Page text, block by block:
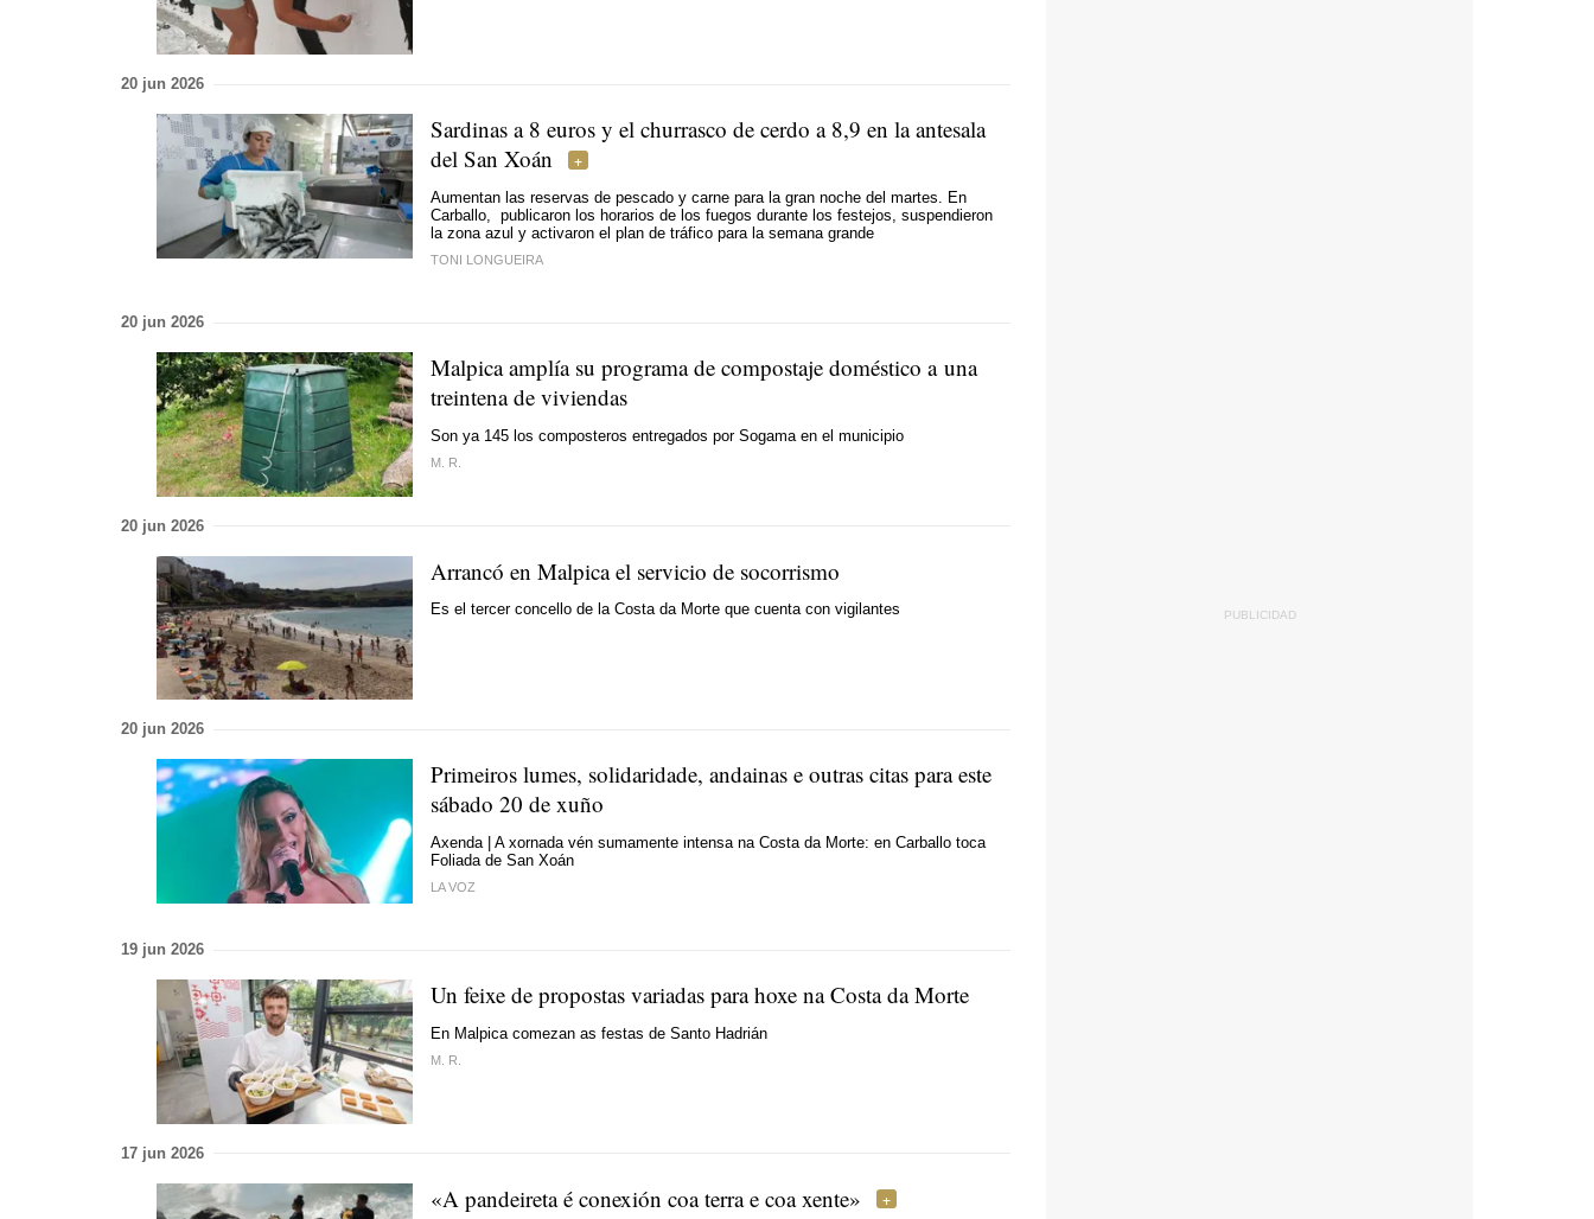
20 jun 2026
Sardinas a 8 euros y el churrasco de cerdo a 8,9 en la antesala
del San Xoán
Aumentan las reservas de pescado y carne para la gran noche del martes. En
Carballo, publicaron los horarios de los fuegos durante los festejos, suspendieron
la zona azul y activaron el plan de tráfico para la semana grande
TONI LONGUEIRA
20 jun 2026
Malpica amplía su programa de compostaje doméstico a una
treintena de viviendas
Son ya 145 los composteros entregados por Sogama en el municipio
M. R.
20 jun 2026
Arrancó en Malpica el servicio de socorrismo
Es el tercer concello de la Costa da Morte que cuenta con vigilantes
20 jun 2026
Primeiros lumes, solidaridade, andainas e outras citas para este
sábado 20 de xuño
Axenda | A xornada vén sumamente intensa na Costa da Morte: en Carballo toca
Foliada de San Xoán
LA VOZ
19 jun 2026
Un feixe de propostas variadas para hoxe na Costa da Morte
En Malpica comezan as festas de Santo Hadrián
M. R.
17 jun 2026
«A pandeireta é conexión coa terra e coa xente»